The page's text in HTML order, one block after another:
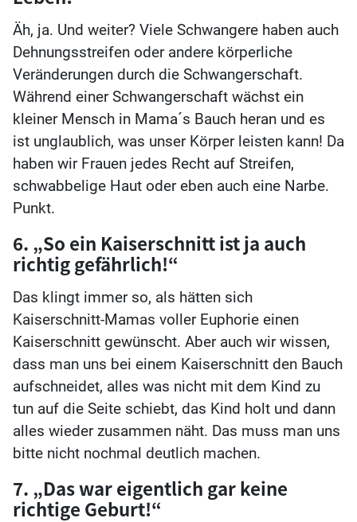
Äh, ja. Und weiter? Viele Schwangere haben auch
Dehnungsstreifen oder andere körperliche
Veränderungen durch die Schwangerschaft.
Während einer Schwangerschaft wächst ein
kleiner Mensch in Mama´s Bauch heran und es
ist unglaublich, was unser Körper leisten kann! Da
haben wir Frauen jedes Recht auf Streifen,
schwabbelige Haut oder eben auch eine Narbe.
Punkt.
6. „So ein Kaiserschnitt ist ja auch
richtig gefährlich!“
Das klingt immer so, als hätten sich
Kaiserschnitt-Mamas voller Euphorie einen
Kaiserschnitt gewünscht. Aber auch wir wissen,
dass man uns bei einem Kaiserschnitt den Bauch
aufschneidet, alles was nicht mit dem Kind zu
tun auf die Seite schiebt, das Kind holt und dann
alles wieder zusammen näht. Das muss man uns
bitte nicht nochmal deutlich machen.
7. „Das war eigentlich gar keine
richtige Geburt!“